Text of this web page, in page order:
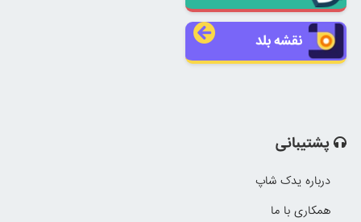
نقشه بلد
پشتیبانی
درباره یدک شاپ
همکاری با ما